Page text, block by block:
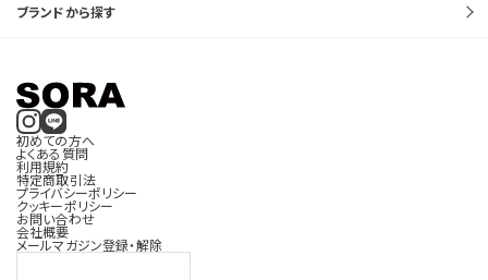
ブランドから探す
初めての方へ
よくある質問
利用規約
特定商取引法
プライバシーポリシー
クッキーポリシー
お問い合わせ
会社概要
メールマガジン登録・解除